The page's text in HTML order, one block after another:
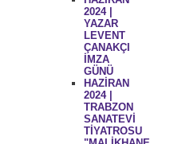
2024 |
YAZAR
LEVENT
ÇANAKÇI
İMZA
GÜNÜ
HAZİRAN
2024 |
TRABZON
SANATEVİ
TİYATROSU